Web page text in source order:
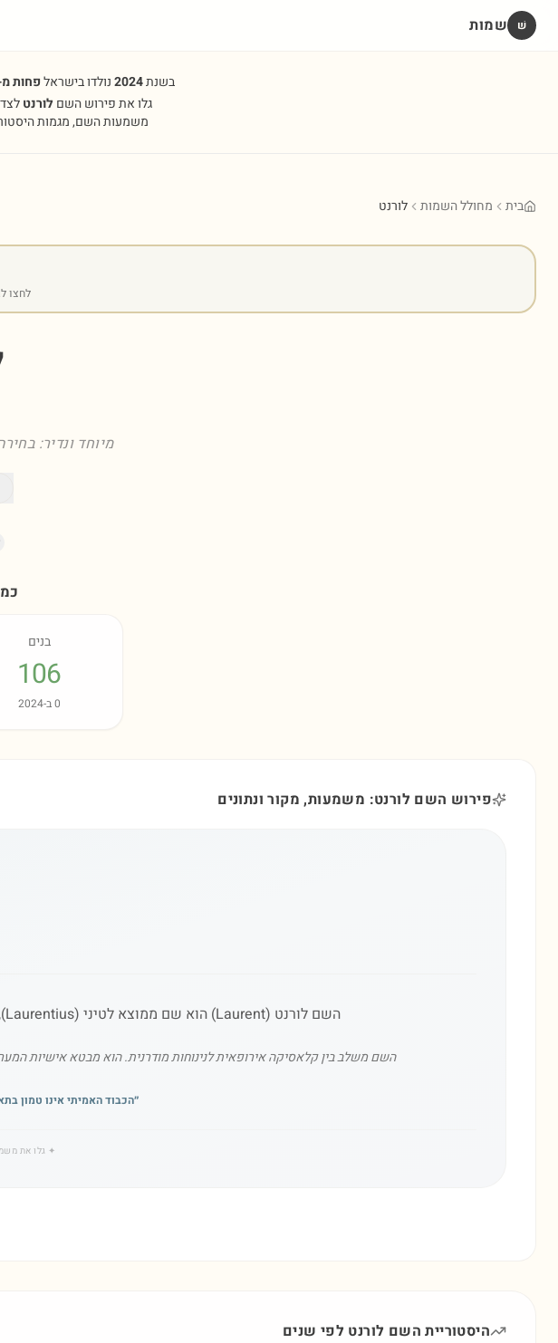
שׁ שמות
בשנת2024נולדו בישראלפחות
גלו את פירוש השם לורנט
משמעות השם, מגמות
בית מחולל השמות לורנט
לחצו
מיוחד ונדיר:
בנים
106
0ב-2024
פירוש השם לורנט: משמעות, מקור ונתונים
השם לורנט (Laurent) הוא שם ממוצא לטיני (Laurentius), שמשמעותו 'המעוטר בעלי דפנה' – סמל לניצחון, כבוד ותבונה בעת העתיקה.
השם משלב בין קלאסיקה אירופאית לנינוחות מודרנית. הוא מבטא אישיות
״הכבוד האמיתי אינו טמון
✦ גלו את
היסטוריית השם לורנט לפי שנים